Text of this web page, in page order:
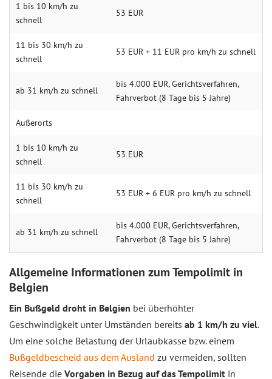
1 bis 10 km/h zu
schnell
53 EUR
11 bis 30 km/h zu
schnell
53 EUR + 11 EUR pro km/h zu schnell
ab 31 km/h zu schnell
bis 4.000 EUR, Gerichtsverfahren,
Fahrverbot (8 Tage bis 5 Jahre)
Außerorts
1 bis 10 km/h zu
schnell
53 EUR
11 bis 30 km/h zu
schnell
53 EUR + 6 EUR pro km/h zu schnell
ab 31 km/h zu schnell
bis 4.000 EUR, Gerichtsverfahren,
Fahrverbot (8 Tage bis 5 Jahre)
Allgemeine Informationen zum Tempolimit in
Belgien
Ein Bußgeld droht in Belgien bei überhöhter
Geschwindigkeit unter Umständen bereits ab 1 km/h zu viel.
Um eine solche Belastung der Urlaubkasse bzw. einem
Bußgeldbescheid aus dem Ausland zu vermeiden, sollten
Reisende die Vorgaben in Bezug auf das Tempolimit in